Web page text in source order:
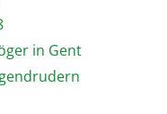
in Gent